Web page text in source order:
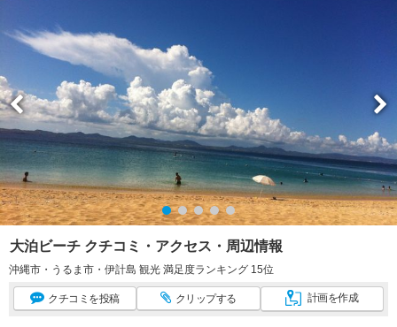
大泊ビーチ クチコミ・アクセス・周辺情報
沖縄市・うるま市・伊計島 観光 満足度ランキング 15位
クチコミ を投稿 クリップする 計画を作成